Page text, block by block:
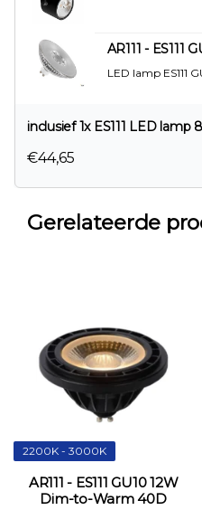
AR111 - ES111
LED lamp ES111
inclusief 1x ES111 LED lamp
€44,65
Gerelateerde
2200K - 3000K
AR111 - ES111 GU10 12W
Dim-to-Warm 40D